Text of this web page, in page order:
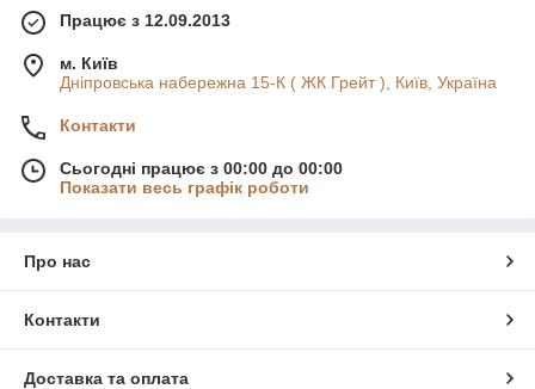
Працює з 12.09.2013
м. Київ
Дніпровська набережна 15-К ( ЖК Грейт ), Київ, Україна
Контакти
Сьогодні працює з 00:00 до 00:00
Показати весь графік роботи
Про нас
Контакти
Доставка та оплата